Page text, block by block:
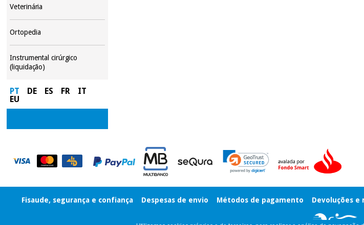
Veterinária
Ortopedia
Instrumental cirúrgico
(liquidação)
PT DE ES FR
IT
EU
Fisaude, segurança e confiança Despesas de envio Métodos de pagamento Devoluções e